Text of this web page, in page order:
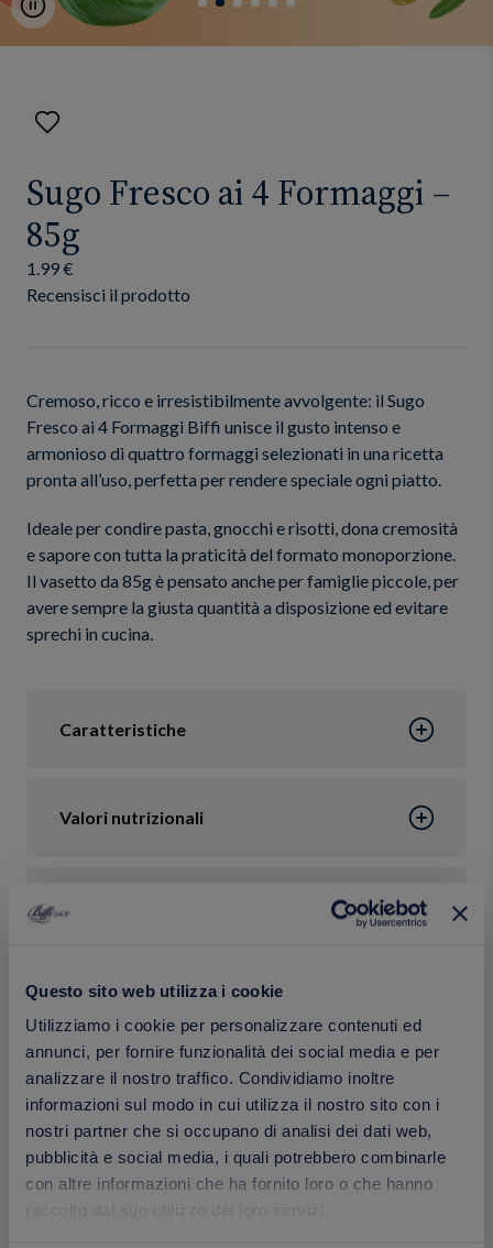
Questo sito web utilizza i cookie
Utilizziamo i cookie per personalizzare contenuti ed
annunci, per fornire funzionalità dei social media e per
analizzare il nostro traffico. Condividiamo inoltre
informazioni sul modo in cui utilizza il nostro sito con i
nostri partner che si occupano di analisi dei dati web,
pubblicità e social media, i quali potrebbero combinarle
con altre informazioni che ha fornito loro o che hanno
Aggiungi
Sugo Fresco ai 4 Formaggi –
85g
1.99 €
Recensisci il prodotto
Cremoso, ricco e irresistibilmente avvolgente: il Sugo
Fresco ai 4 Formaggi Biffi unisce il gusto intenso e
armonioso di quattro formaggi selezionati in una ricetta
pronta all’uso, perfetta per rendere speciale ogni piatto.
Ideale per condire pasta, gnocchi e risotti, dona cremosità
e sapore con tutta la praticità del formato monoporzione.
Il vasetto da 85g è pensato anche per famiglie piccole, per
avere sempre la giusta quantità a disposizione ed evitare
sprechi in cucina.
Caratteristiche
Valori nutrizionali
Confezione
Calorie